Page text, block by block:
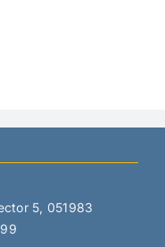
5, 051983